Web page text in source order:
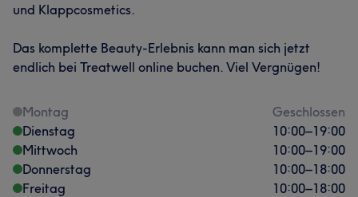
und Klappcosmetics.
Das komplette Beauty-Erlebnis kann man sich jetzt
endlich bei Treatwell online buchen. Viel Vergnügen!
Montag
Geschlossen
Dienstag
10:00–19:00
Mittwoch
10:00–19:00
Donnerstag
10:00–18:00
Freitag
10:00–18:00